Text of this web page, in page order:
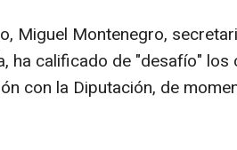
Miguel Montenegro,
ha calificado de "desafío"
con la Diputación, de